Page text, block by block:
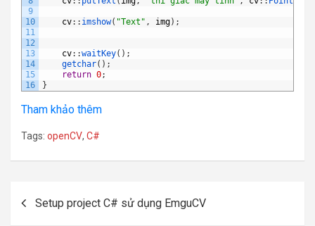
9
10
11
12
13
14
15
16
cv: : imshow( "Text" , img) ;
cv: :waitKey( ) ;
getchar( ) ;
return 0;
}
Tham khảo thêm
Tags: openCV, C#
navigation
Setup project C# sử dụng EmguCV